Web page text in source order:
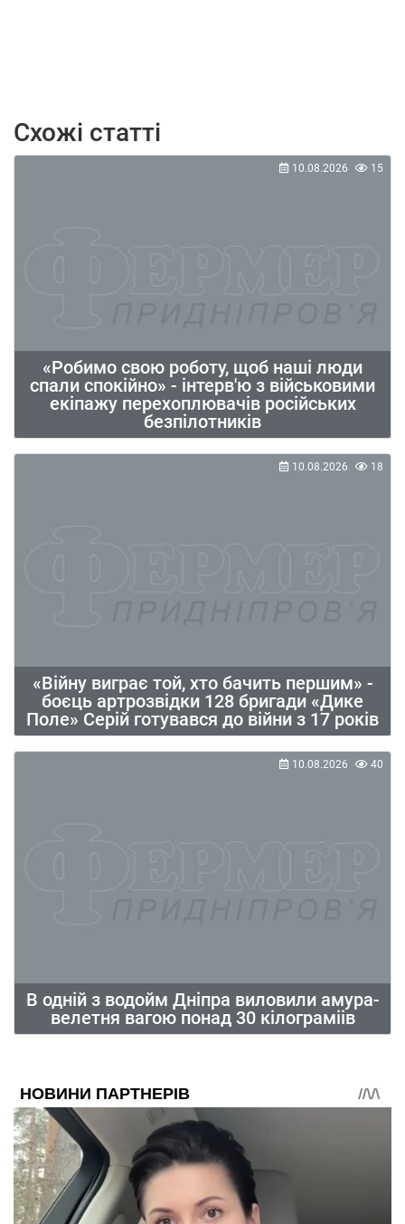
Схожі статті
«Робимо свою роботу, щоб наші люди
спали спокійно» - інтерв'ю з військовими
екіпажу перехоплювачів російських
безпілотників
10.08.2026 15
«Війну виграє той, хто бачить першим» -
боєць артрозвідки 128 бригади «Дике
Поле» Серій готувався до війни з 17 років
10.08.2026 18
В одній з водойм Дніпра виловили амура-
велетня вагою понад 30 кілограміів
10.08.2026 40